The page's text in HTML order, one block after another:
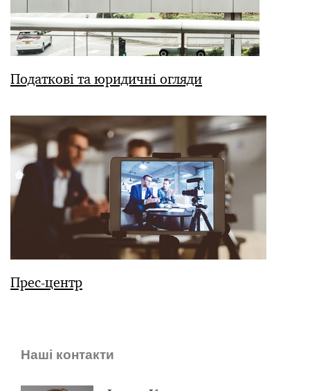
Податкові та юридичні огляди
Прес-центр
Наші контакти